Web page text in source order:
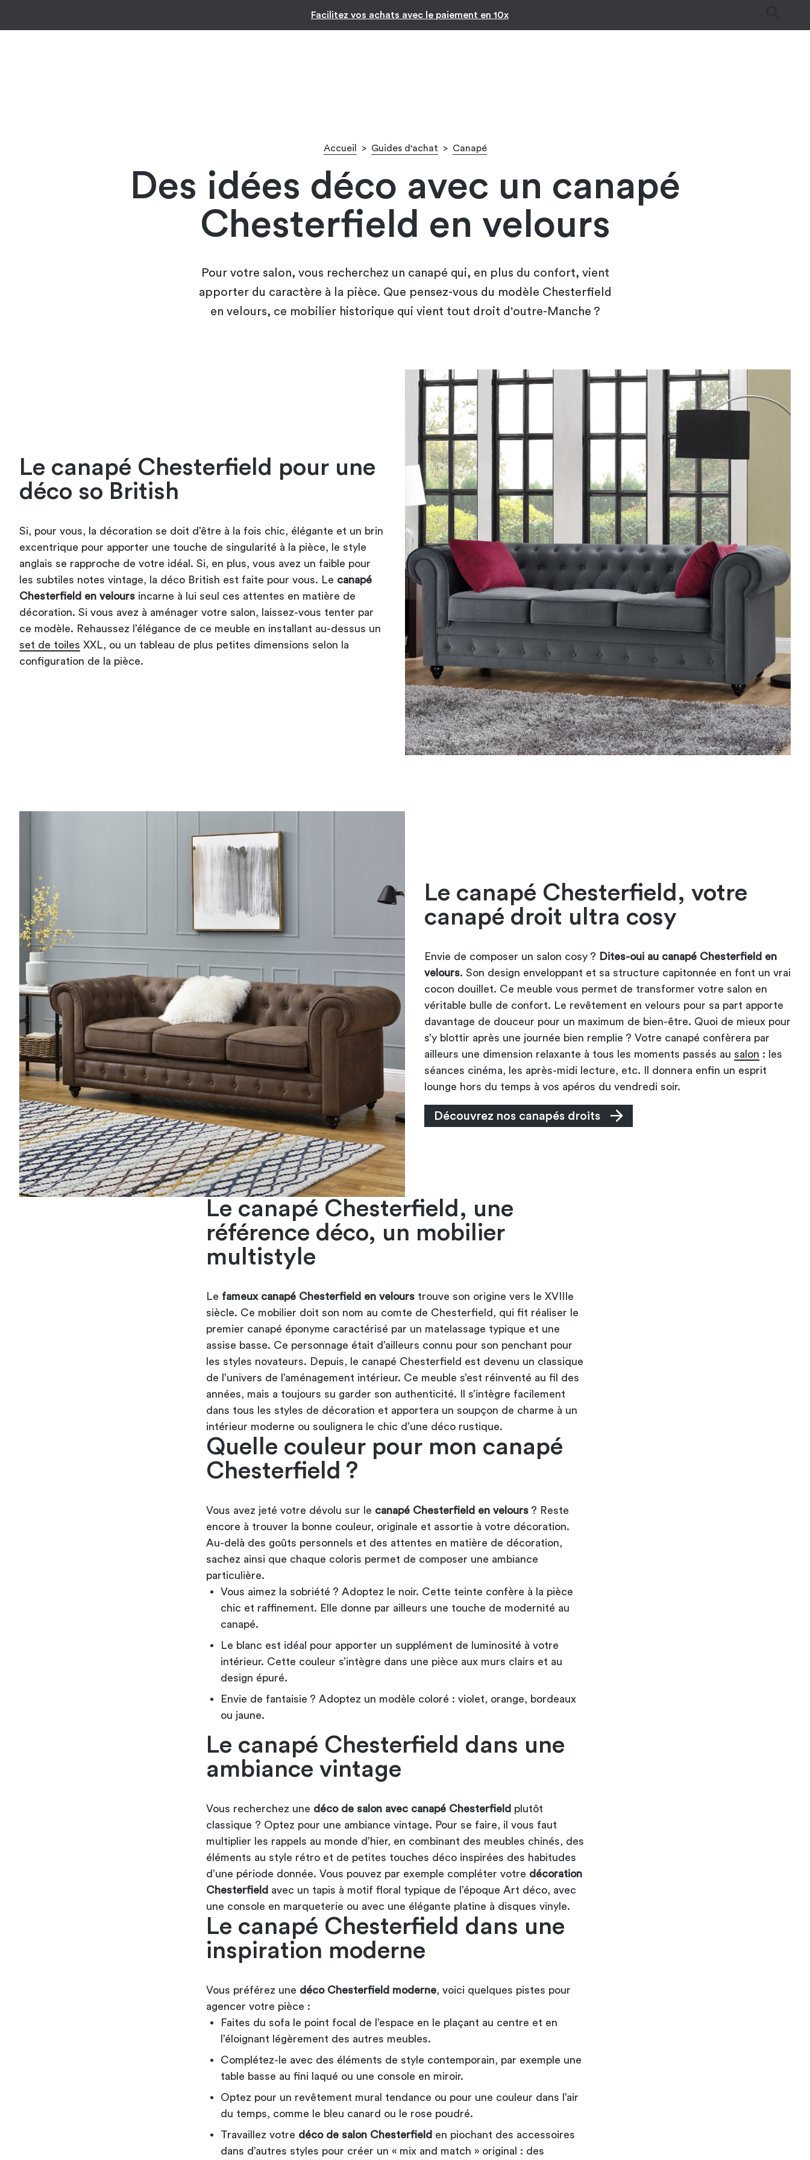
-10% pour les jeunes diplômés !* 🎉Inspiration par pièces
Accueil > Guides d'achat > Canapé
Des idées déco avec un canapé
Chesterfield en velours
Pour votre salon, vous recherchez un canapé qui, en plus du confort, vient
apporter du caractère à la pièce. Que pensez-vous du modèle Chesterfield
en velours, ce mobilier historique qui vient tout droit d'outre-Manche ?
Le canapé Chesterfield pour une
déco so British
Si, pour vous, la décoration se doit d’être à la fois chic, élégante et un brin
excentrique pour apporter une touche de singularité à la pièce, le style
anglais se rapproche de votre idéal. Si, en plus, vous avez un faible pour
les subtiles notes vintage, la déco British est faite pour vous. Le canapé
Chesterfield en velours incarne à lui seul ces attentes en matière de
décoration. Si vous avez à aménager votre salon, laissez-vous tenter par
ce modèle. Rehaussez l’élégance de ce meuble en installant au-dessus un
set de toiles XXL, ou un tableau de plus petites dimensions selon la
configuration de la pièce.
Le canapé Chesterfield, votre
canapé droit ultra cosy
Envie de composer un salon cosy ? Dites-oui au canapé Chesterfield en
velours. Son design enveloppant et sa structure capitonnée en font un vrai
cocon douillet. Ce meuble vous permet de transformer votre salon en
véritable bulle de confort. Le revêtement en velours pour sa part apporte
davantage de douceur pour un maximum de bien-être. Quoi de mieux pour
s’y blottir après une journée bien remplie ? Votre canapé confèrera par
ailleurs une dimension relaxante à tous les moments passés au salon : les
séances cinéma, les après-midi lecture, etc. Il donnera enfin un esprit
lounge hors du temps à vos apéros du vendredi soir.
Découvrez nos canapés droits
Le canapé Chesterfield, une
référence déco, un mobilier
multistyle
Le fameux canapé Chesterfield en velours trouve son origine vers le XVIIIe
siècle. Ce mobilier doit son nom au comte de Chesterfield, qui fit réaliser le
premier canapé éponyme caractérisé par un matelassage typique et une
assise basse. Ce personnage était d’ailleurs connu pour son penchant pour
les styles novateurs. Depuis, le canapé Chesterfield est devenu un classique
de l’univers de l’aménagement intérieur. Ce meuble s’est réinventé au fil des
années, mais a toujours su garder son authenticité. Il s’intègre facilement
dans tous les styles de décoration et apportera un soupçon de charme à un
intérieur moderne ou soulignera le chic d’une déco rustique.
Quelle couleur pour mon canapé
Chesterfield ?
Vous avez jeté votre dévolu sur le canapé Chesterfield en velours ? Reste
encore à trouver la bonne couleur, originale et assortie à votre décoration.
Au-delà des goûts personnels et des attentes en matière de décoration,
sachez ainsi que chaque coloris permet de composer une ambiance
particulière.
Vous aimez la sobriété ? Adoptez le noir. Cette teinte confère à la pièce
chic et raffinement. Elle donne par ailleurs une touche de modernité au
canapé.
Le blanc est idéal pour apporter un supplément de luminosité à votre
intérieur. Cette couleur s’intègre dans une pièce aux murs clairs et au
design épuré.
Envie de fantaisie ? Adoptez un modèle coloré : violet, orange, bordeaux
ou jaune.
Le canapé Chesterfield dans une
ambiance vintage
Vous recherchez une déco de salon avec canapé Chesterfield plutôt
classique ? Optez pour une ambiance vintage. Pour se faire, il vous faut
multiplier les rappels au monde d’hier, en combinant des meubles chinés, des
éléments au style rétro et de petites touches déco inspirées des habitudes
d’une période donnée. Vous pouvez par exemple compléter votre décoration
Chesterfield avec un tapis à motif floral typique de l’époque Art déco, avec
une console en marqueterie ou avec une élégante platine à disques vinyle.
Le canapé Chesterfield dans une
inspiration moderne
Vous préférez une déco Chesterfield moderne, voici quelques pistes pour
agencer votre pièce :
Faites du sofa le point focal de l’espace en le plaçant au centre et en
l’éloignant légèrement des autres meubles.
Complétez-le avec des éléments de style contemporain, par exemple une
table basse au fini laqué ou une console en miroir.
Optez pour un revêtement mural tendance ou pour une couleur dans l’air
du temps, comme le bleu canard ou le rose poudré.
Travaillez votre déco de salon Chesterfield en piochant des accessoires
dans d’autres styles pour créer un « mix and match » original : des